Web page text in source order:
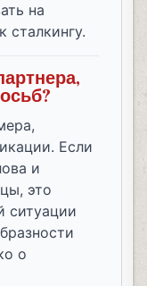
на
сталкингу.
Если
и
это
ситуации
о